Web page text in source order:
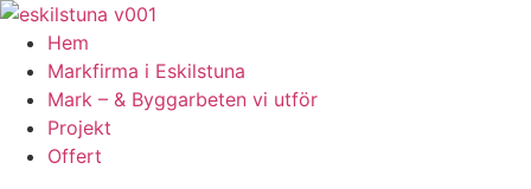
Skip
content
Hem
Markfirma i Eskilstuna
Mark – & Byggarbeten vi utför
Projekt
Offert